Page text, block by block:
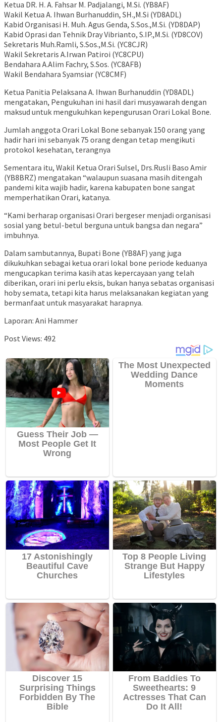
Ketua DR. H. A. Fahsar M. Padjalangi, M.Si. (YB8AF)
Wakil Ketua A. Ihwan Burhanuddin, SH.,M.Si (YD8ADL)
Kabid Organisasi H. Muh. Agus Genda, S.Sos.,M.Si. (YD8DAP)
Kabid Oprasi dan Tehnik Dray Vibrianto, S.IP.,M.Si. (YD8COV)
Sekretaris Muh.Ramli, S.Sos.,M.Si. (YC8CJR)
Wakil Sekretaris A.Irwan Patiroi (YC8CPU)
Bendahara A.Alim Fachry, S.Sos. (YC8AFB)
Wakil Bendahara Syamsiar (YC8CMF)
Ketua Panitia Pelaksana A. Ihwan Burhanuddin (YD8ADL)
mengatakan, Pengukuhan ini hasil dari musyawarah dengan
maksud untuk mengukuhkan kepengurusan Orari Lokal Bone.
Jumlah anggota Orari Lokal Bone sebanyak 150 orang yang
hadir hari ini sebanyak 75 orang dengan tetap mengikuti
protokol kesehatan, terangnya
Sementara itu, Wakil Ketua Orari Sulsel, Drs.Rusli Baso Amir
(YB8BRZ) mengatakan “walaupun suasana masih ditengah
pandemi kita wajib hadir, karena kabupaten bone sangat
memperhatikan Orari, katanya.
“Kami berharap organisasi Orari bergeser menjadi organisasi
sosial yang betul-betul berguna untuk bangsa dan negara”
imbuhnya.
Dalam sambutannya, Bupati Bone (YB8AF) yang juga
dikukuhkan sebagai ketua orari lokal bone periode keduanya
mengucapkan terima kasih atas kepercayaan yang telah
diberikan, orari ini perlu eksis, bukan hanya sebatas organisasi
hoby semata, tetapi kita harus melaksanakan kegiatan yang
bermanfaat untuk masyarakat harapnya.
Laporan: Ani Hammer
Post Views: 492